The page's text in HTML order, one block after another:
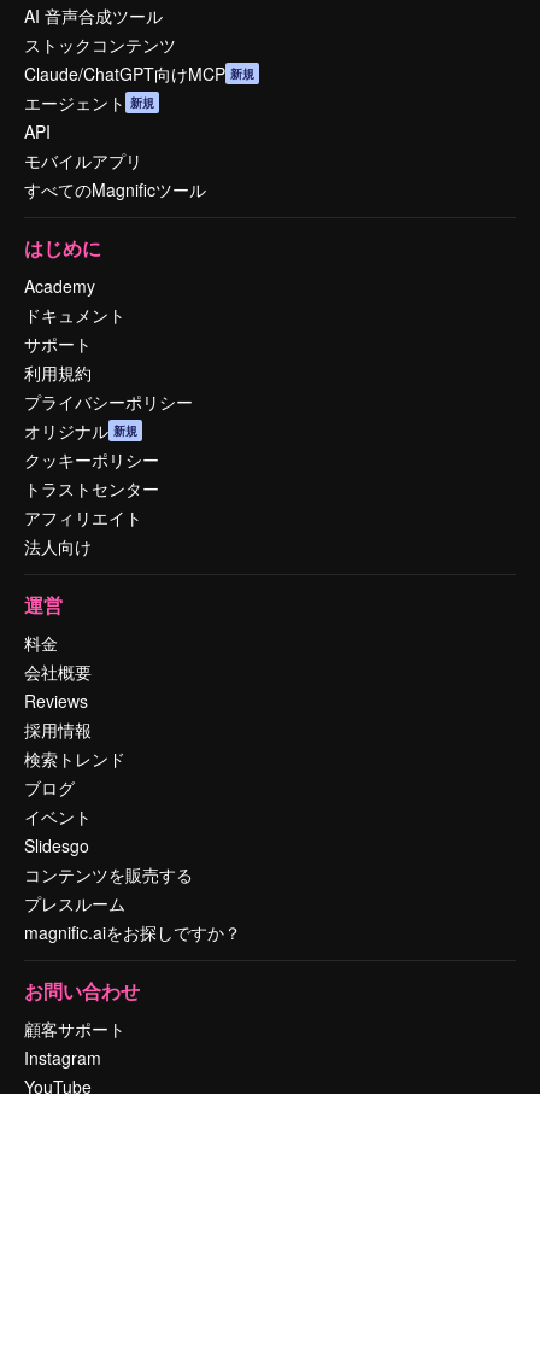
AI 音声合成ツール
ストックコンテンツ
Claude/ChatGPT向けMCP 新規
エージェント 新規
API
モバイルアプリ
すべてのMagnificツール
はじめに
Academy
ドキュメント
サポート
利用規約
プライバシーポリシー
オリジナル 新規
クッキーポリシー
トラストセンター
アフィリエイト
法人向け
運営
料金
会社概要
Reviews
採用情報
検索トレンド
ブログ
イベント
Slidesgo
コンテンツを販売する
プレスルーム
magnific.aiをお探しですか？
お問い合わせ
顧客サポート
Instagram
YouTube